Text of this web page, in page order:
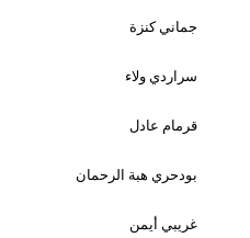
جماني كنزة
سراردي ولاء
قرمام عادل
بودحري هبة الرحمان
غريبي أيمن